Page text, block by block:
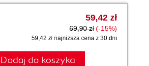
59,42 zł
69,90 zł (-15%)
59,42 zł najniższa cena z 30 dni
Dodaj do koszyka